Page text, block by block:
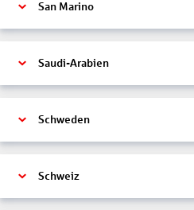
San Marino
Saudi-Arabien
Schweden
Schweiz